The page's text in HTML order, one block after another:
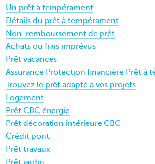
Un prêt à tempérament
Détails du prêt à tempérament
Non-remboursement de prêt
Achats ou frais imprévus
Prêt vacances
Assurance Protection financière Prêt à
Trouvez le prêt adapté à vos projets
Logement
Prêt CBC énergie
Prêt décoration intérieure CBC
Crédit pont
Prêt travaux
Prêt jardin